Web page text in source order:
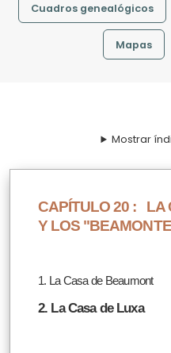
Cuadros genealógicos
Mapas
Mostrar
CAPÍTULO 20 : LA
Y LOS
1. La Casa de Beaumont
2. La Casa de Luxa